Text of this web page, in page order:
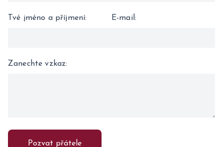
Tvé jméno a příjmení: E-mail :
Zanechte vzkaz:
Pozvat přátele